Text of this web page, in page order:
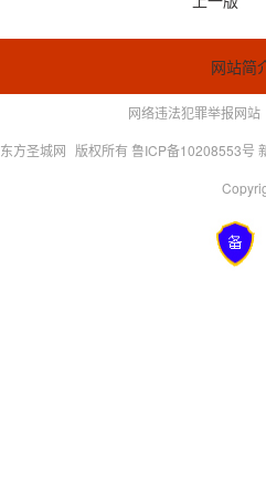
网站简
网络违法犯罪举报网站
东方圣城网 版权所有 鲁ICP备10208553号